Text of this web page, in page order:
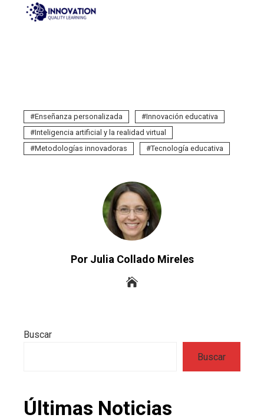
Enseñanza personalizada
Innovación educativa
Inteligencia artificial y la realidad virtual
Metodologías innovadoras
Tecnología educativa
Por Julia Collado Mireles
Buscar
Buscar
Últimas Noticias